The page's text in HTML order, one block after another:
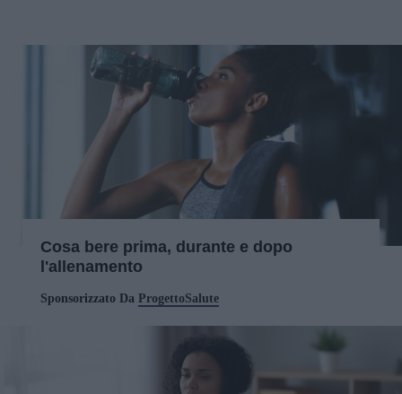
Cosa bere prima, durante e dopo
l'allenamento
Sponsorizzato Da ProgettoSalute